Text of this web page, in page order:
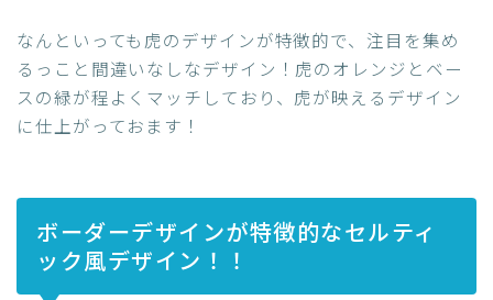
なんといっても虎のデザインが特徴的で、注目を集め
るっこと間違いなしなデザイン！虎のオレンジとベー
スの緑が程よくマッチしており、虎が映えるデザイン
に仕上がっておます！
ボーダーデザインが特徴的なセルティ
ック風デザイン！！